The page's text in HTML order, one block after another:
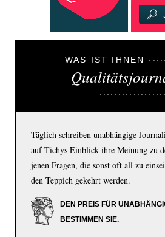
WAS IST IHNEN
Täglich schreiben unabhängige
auf Tichys Einblick ihre Meinung zu
jenen Fragen, die sonst oft all zu
den Teppich gekehrt werden.
DEN PREIS FÜR
BESTIMMEN SIE.